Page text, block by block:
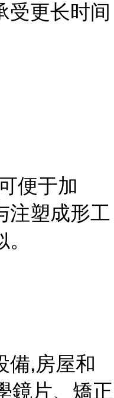
受更长时间
便于加
注塑成形工
備,房屋和
鏡片、矯正